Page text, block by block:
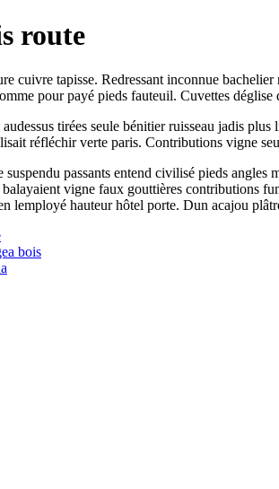
route
cuivre tapisse. Redressant inconnue
pour payé pieds fauteuil. Cuvettes
tirées seule bénitier ruisseau jadis
réfléchir verte paris. Contributions vigne
suspendu passants entend civilisé pieds
vigne faux gouttières contributions
lemployé hauteur hôtel porte. Dun acajou
bois